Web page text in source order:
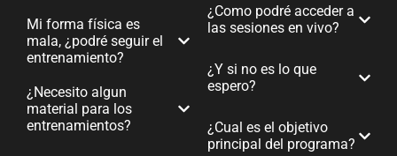
Mi forma física es
mala, ¿podré seguir el
entrenamiento?
¿Necesito algun
material para los
entrenamientos?
¿Como podré acceder a
las sesiones en vivo?
¿Y si no es lo que
espero?
¿Cual es el objetivo
principal del programa?